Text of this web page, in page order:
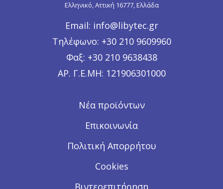
Ελληνικό, Αττική 16777, Ελλάδα
Email: info@libytec.gr
Τηλέφωνο: +30 210 9609960
Φαξ: +30 210 9638438
ΑΡ. Γ.Ε.ΜΗ: 121906301000
Νέα προϊόντων
Επικοινωνία
Πολιτική Απορρήτου
Cookies
Βιντεοεπιτήρηση